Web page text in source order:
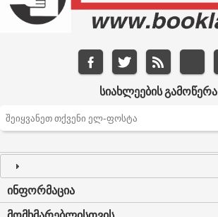
ᲡᲘᲐᲮᲚᲔᲔᲑᲘᲡ ᲒᲐᲛᲝᲬᲔᲠᲐ
ᲘᲜᲤᲝᲠᲛᲐᲪᲘᲐ